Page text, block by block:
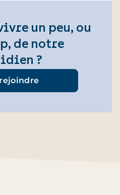
un peu, ou
de notre
?